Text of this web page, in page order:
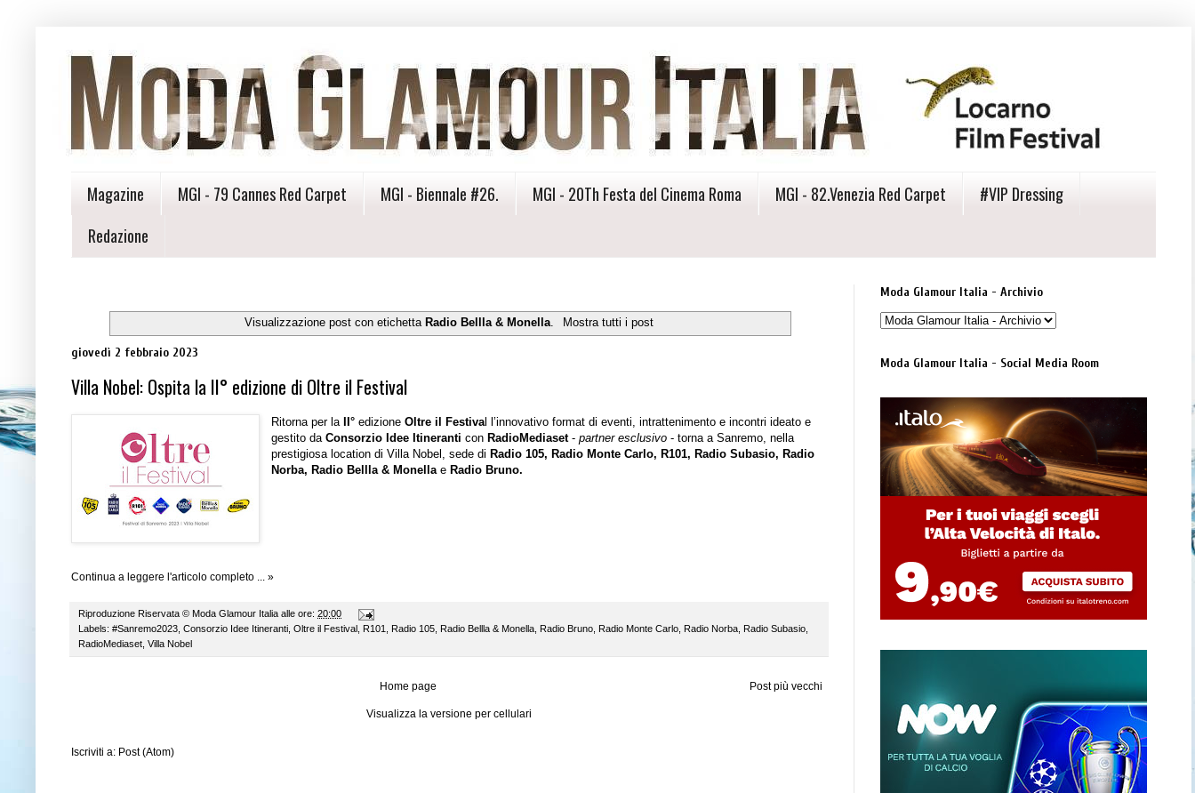
Magazine MGI - 79 Cannes Red Carpet MGI - Biennale #26. MGI - 20Th Festa del Cinema Roma MGI - 82.Venezia Red Carpet
#VIP Dressing
Redazione
Visualizzazione post con etichetta Radio Bellla & Monella. Mostra tutti i post
giovedì 2 febbraio 2023
Villa Nobel: Ospita la II° edizione di Oltre il Festival
Ritorna per la II° edizioneOltre il Festival l’innovativo format di eventi, intrattenimento e incontri ideato e
gestito daConsorzio Idee Itineranti con RadioMediaset-partner esclusivo - torna a Sanremo, nella
prestigiosa location di Villa Nobel, sede di Radio 105, Radio Monte Carlo, R101, Radio Subasio, Radio
Norba, Radio Bellla & Monellae Radio Bruno.
Continua a leggere l'articolo completo ... »
Riproduzione Riservata © Moda Glamour Italia alle ore: 20:00
Labels: #Sanremo2023, Consorzio Idee Itineranti, Oltre il Festival , R101, Radio 105, Radio Bellla & Monella, Radio Bruno, Radio Monte Carlo, Radio Norba, Radio Subasio,
RadioMediaset, Villa Nobel
Post più vecchi
Home page
Visualizza la versione per cellulari
Iscriviti a: Post (Atom)
Moda Glamour Italia - Archivio
Moda Glamour Italia - Social Media Room